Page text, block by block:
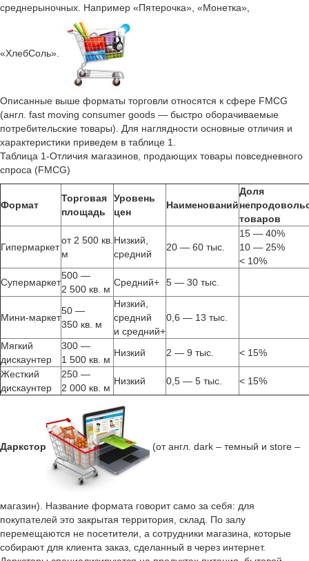
среднерыночных. Например «Пятерочка», «Монетка»,
«ХлебСоль».
Описанные выше форматы торговли относятся к сфере FMCG
(англ. fast moving consumer goods — быстро оборачиваемые
потребительские товары). Для наглядности основные отличия и
характеристики приведем в таблице 1.
Таблица 1-Отличия магазинов, продающих товары повседневного
спроса (FMCG)
Формат
Торговая
площадь
Уровень
цен
Наименований
Доля
товаров
Гипермаркет
от 2 500 кв.
м
Низкий,
средний
20 — 60 тыс.
15 — 40%
10 — 25%
< 10%
Супермаркет
500 —
2 500 кв. м
Средний+ 5 — 30 тыс.
Мини-маркет
50 —
350 кв. м
Низкий,
средний
и средний+
0,6 — 13 тыс.
Мягкий
дискаунтер
300 —
1 500 кв. м
Низкий 2 — 9 тыс.
< 15%
Жесткий
дискаунтер
250 —
2 000 кв. м
Низкий 0,5 — 5 тыс. < 15%
Даркстор (от англ. dark – темный и store –
магазин). Название формата говорит само за себя: для
покупателей это закрытая территория, склад. По залу
перемещаются не посетители, а сотрудники магазина, которые
собирают для клиента заказ, сделанный в через интернет.